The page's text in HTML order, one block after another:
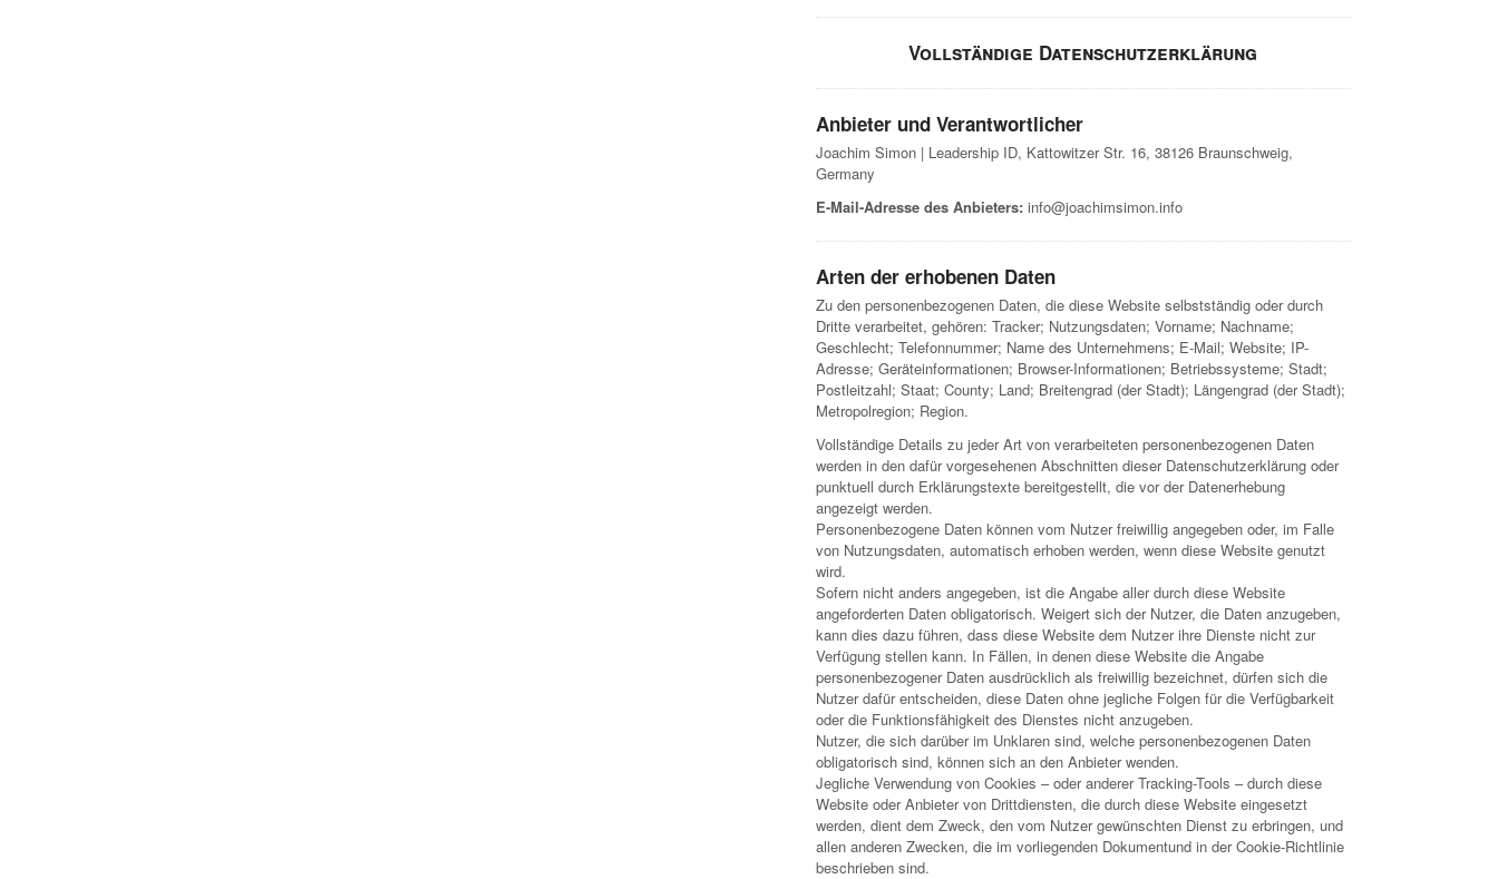
Vollständige Datenschutzerklärung
Anbieter und Verantwortlicher
Joachim Simon | Leadership ID, Kattowitzer Str. 16, 38126 Braunschweig,
Germany
E-Mail-Adresse des Anbieters: info@joachimsimon.info
Arten der erhobenen Daten
Zu den personenbezogenen Daten, die diese Website selbstständig oder durch
Dritte verarbeitet, gehören: Tracker; Nutzungsdaten; Vorname; Nachname;
Geschlecht; Telefonnummer; Name des Unternehmens; E-Mail; Website; IP-
Adresse; Geräteinformationen; Browser-Informationen; Betriebssysteme; Stadt;
Postleitzahl; Staat; County; Land; Breitengrad (der Stadt); Längengrad (der Stadt);
Metropolregion; Region.
Vollständige Details zu jeder Art von verarbeiteten personenbezogenen Daten
werden in den dafür vorgesehenen Abschnitten dieser Datenschutzerklärung oder
punktuell durch Erklärungstexte bereitgestellt, die vor der Datenerhebung
angezeigt werden.
Personenbezogene Daten können vom Nutzer freiwillig angegeben oder, im Falle
von Nutzungsdaten, automatisch erhoben werden, wenn diese Website genutzt
wird.
Sofern nicht anders angegeben, ist die Angabe aller durch diese Website
angeforderten Daten obligatorisch. Weigert sich der Nutzer, die Daten anzugeben,
kann dies dazu führen, dass diese Website dem Nutzer ihre Dienste nicht zur
Verfügung stellen kann. In Fällen, in denen diese Website die Angabe
personenbezogener Daten ausdrücklich als freiwillig bezeichnet, dürfen sich die
Nutzer dafür entscheiden, diese Daten ohne jegliche Folgen für die Verfügbarkeit
oder die Funktionsfähigkeit des Dienstes nicht anzugeben.
Nutzer, die sich darüber im Unklaren sind, welche personenbezogenen Daten
obligatorisch sind, können sich an den Anbieter wenden.
Jegliche Verwendung von Cookies – oder anderer Tracking-Tools – durch diese
Website oder Anbieter von Drittdiensten, die durch diese Website eingesetzt
werden, dient dem Zweck, den vom Nutzer gewünschten Dienst zu erbringen, und
allen anderen Zwecken, die im vorliegenden Dokumentund in der Cookie-Richtlinie
beschrieben sind.